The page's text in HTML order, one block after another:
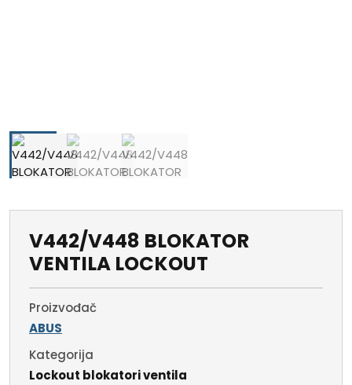
V442/V448 BLOKATOR
VENTILA LOCKOUT
Proizvođač
ABUS
Kategorija
Lockout blokatori ventila